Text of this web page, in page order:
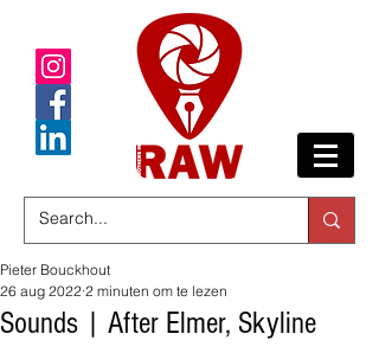
Sounds | After Elmer, Skyline
Pieter Bouckhout
26 aug 2022 2 minuten om te lezen